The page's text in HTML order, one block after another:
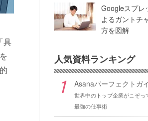
具
Googleスプレ
よるガントチ
方を図解
人気資料ランキング
Asanaパーフェクトガ
世界中のトップ企業がこぞっ
最強の仕事術